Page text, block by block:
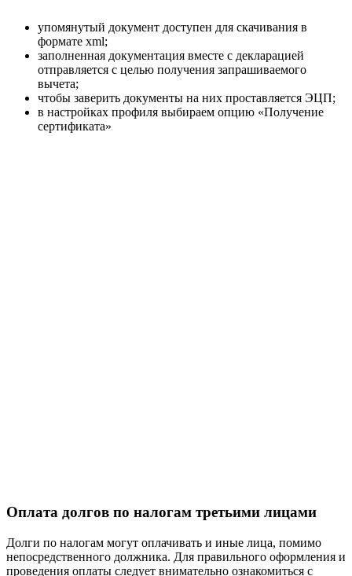
упомянутый документ доступен для скачивания в
формате xml;
заполненная документация вместе с декларацией
отправляется с целью получения запрашиваемого
вычета;
чтобы заверить документы на них проставляется ЭЦП;
в настройках профиля выбираем опцию «Получение
сертификата»
Оплата долгов по налогам третьими лицами
Долги по налогам могут оплачивать и иные лица, помимо
непосредственного должника. Для правильного оформления и
проведения оплаты следует внимательно ознакомиться с